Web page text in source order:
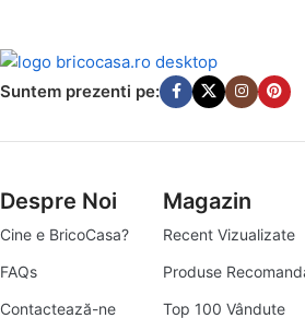
O Nouă Identitate, Aceeași Pasiune
iulie 2025, produsele
și grădină au fost comercializate cu
nostru de a servi cât mai bine nevoile
pasionați de amenajări interioare și
platforma godplay.ro înbricocasa.ro.
reflectă mai bine misiunea noastră de
principală pentru tot ce înseamnă
practice pentru un cămin armonios.
Suntem prezenti pe:
Despre Noi
Cine e BricoCasa?
FAQs
Contactează-ne
Magazin
Recent Vizualizate
Produse
Top 100 Vândute